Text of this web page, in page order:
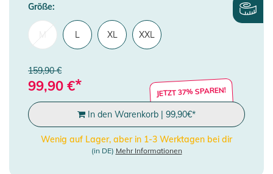
Größe:
L XL XXL
159,90 €
99,90 €* JETZT 37% SPAREN!
In den Warenkorb | 99,90€*
Wenig auf Lager, aber in 1-3 Werktagen bei dir
(in DE) Mehr Informationen